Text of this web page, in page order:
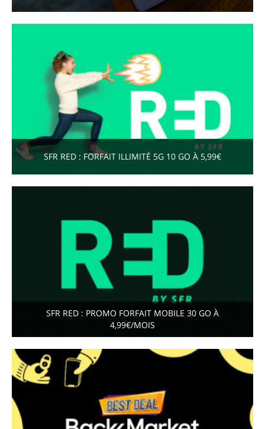
SFR RED : FORFAIT ILLIMITÉ 5G 10 GO À 5,99€
SFR RED : PROMO FORFAIT MOBILE 30 GO À
4,99€/MOIS